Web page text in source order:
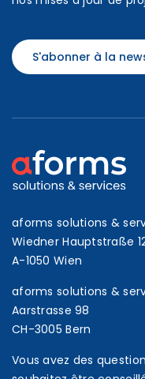
S'abonner à la
aforms solutions &
Wiedner Hauptstraße
A-1050 Wien
aforms solutions &
Aarstrasse 98
CH-3005 Bern
Vous avez des